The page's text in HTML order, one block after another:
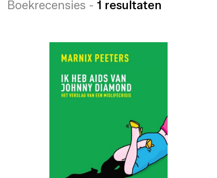
Boekrecensies - 1 resultaten